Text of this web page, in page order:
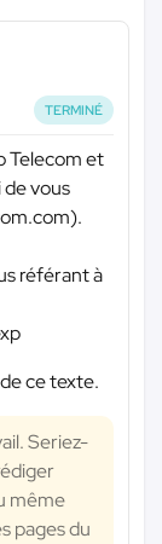
TERMINÉ
Telecom et
de vous
référant à
ce texte.
Seriez-
même
pages du